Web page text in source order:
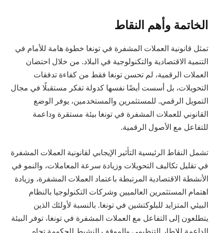
الخاتمة وأهم النقاط
تمثل قانونية العملات المشفرة في تونغا خطوة هامة للأمام في
التنمية الاقتصادية والتكنولوجية في البلاد. من خلال احتضان
العملات الرقمية، لم تحسن تونغا فقط من كفاءة تدفقات
التحويلات، بل أسست أيضًا نفسها كدولة تفكر مستقبلًا في مجال
التمويل الرقمي. للمستثمرين والمستخدمين، يوفر الوضع
القانوني للعملات المشفرة في تونغا بيئة مستقرة وداعمة
للتفاعل مع الأصول الرقمية.
تشمل النقاط الرئيسية التأثير الإيجابي لقانونية العملات المشفرة
في تقليل تكاليف التحويلات وزيادة سرعة المعاملات، والنمو في
الأنشطة الاقتصادية المرتبطة باعتماد العملات المشفرة، وزيادة
اهتمام المستثمرين العالميين وشركات التكنولوجيا بالنظام
البيئي المتزايد للبلوكتشين في تونغا. بالنسبة لأولئك الذين
يتطلعون إلى التفاعل مع العملات المشفرة في تونغا، توفر البيئة